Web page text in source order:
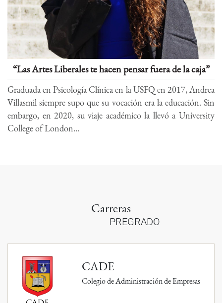
“Las Artes Liberales te hacen pensar fuera de la caja”
Graduada en Psicología Clínica en la USFQ en 2017, Andrea
Villasmil siempre supo que su vocación era la educación. Sin
embargo, en 2020, su viaje académico la llevó a University
College of London...
Carreras
PREGRADO
CADE
Colegio de Administración de Empresas